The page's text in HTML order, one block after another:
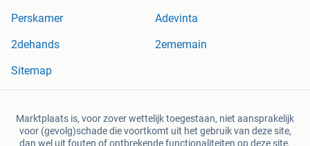
Perskamer
Adevinta
2dehands
2ememain
Sitemap
Marktplaats is, voor zover wettelijk toegestaan, niet aansprakelijk
voor (gevolg)schade die voortkomt uit het gebruik van deze site,
dan wel uit fouten of ontbrekende functionaliteiten op deze site.